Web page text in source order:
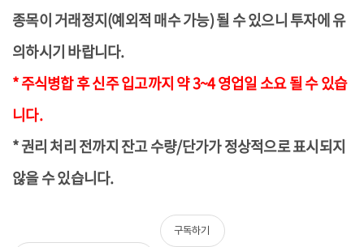
종목이거래정지(예외적 매수 가능) 될 수 있으니 투자에 유
의하시기 바랍니다.
* 주식병합후 신주 입고까지 약 3~4 영업일 소요 될 수 있습
니다.
*권리 처리 전까지 잔고 수량/단가가 정상적으로 표시되지
않을 수 있습니다.
구독하기